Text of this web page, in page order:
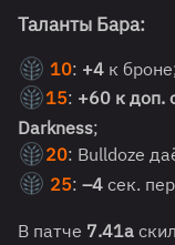
Таланты Бара:
10: +4 к
15: +60 к доп.
Darkness;
20: Bulldoze
25: –4 сек.
В патче 7.41a